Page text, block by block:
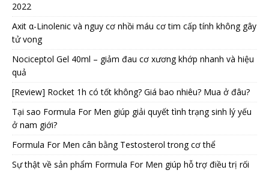
2022
Axit α-Linolenic và nguy cơ nhồi máu cơ tim cấp tính không gây
tử vong
Nociceptol Gel 40ml – giảm đau cơ xương khớp nhanh và hiệu
quả
[Review] Rocket 1h có tốt không? Giá bao nhiêu? Mua ở đâu?
Tại sao Formula For Men giúp giải quyết tình trạng sinh lý yếu
ở nam giới?
Formula For Men cân bằng Testosterol trong cơ thể
Sự thật về sản phẩm Formula For Men giúp hỗ trợ điều trị rối